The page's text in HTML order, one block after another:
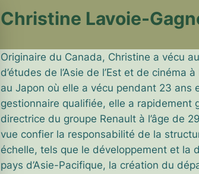
Christine Lavoie-
Originaire du Canada, Christine a vécu
d’études de l’Asie de l’Est et de cinéma
au Japon où elle a vécu pendant 23 ans
gestionnaire qualifiée, elle a rapidement
directrice du groupe Renault à l’âge de
vue confier la responsabilité de la
échelle, tels que le développement et la
pays d’Asie-Pacifique, la création du